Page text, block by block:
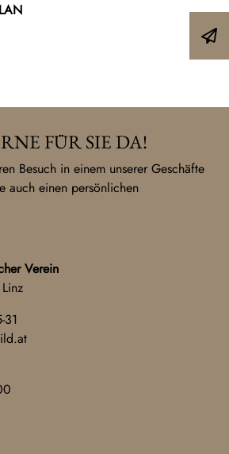
FÜR SIE DA!
Besuch in einem unserer Geschäfte
auch einen persönlichen
Verein